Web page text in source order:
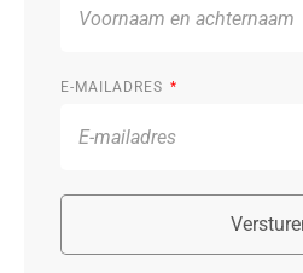
E-MAILADRES